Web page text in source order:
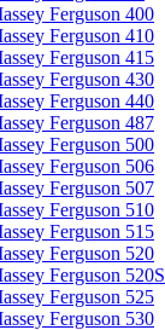
Ferguson 400
Ferguson 410
Ferguson 415
Ferguson 430
Ferguson 440
Ferguson 487
Ferguson 500
Ferguson 506
Ferguson 507
Ferguson 510
Ferguson 515
Ferguson 520
Ferguson 520S
Ferguson 525
Ferguson 530